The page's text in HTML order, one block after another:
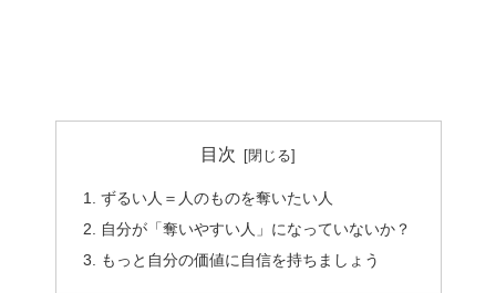
目次
ずるい人＝人のものを奪いたい人
自分が「奪いやすい人」になっていないか？
もっと自分の価値に自信を持ちましょう